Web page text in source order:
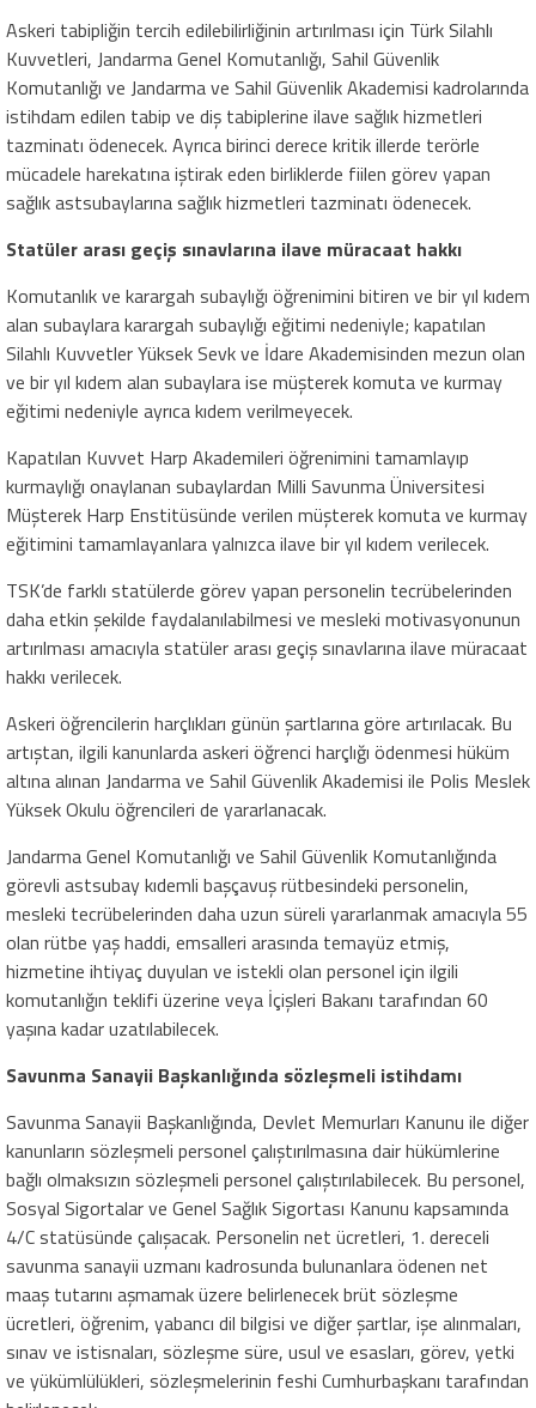
Askeri tabipliğin tercih edilebilirliğinin artırılması için Türk Silahlı
Kuvvetleri, Jandarma Genel Komutanlığı, Sahil Güvenlik
Komutanlığı ve Jandarma ve Sahil Güvenlik Akademisi kadrolarında
istihdam edilen tabip ve diş tabiplerine ilave sağlık hizmetleri
tazminatı ödenecek. Ayrıca birinci derece kritik illerde terörle
mücadele harekatına iştirak eden birliklerde fiilen görev yapan
sağlık astsubaylarına sağlık hizmetleri tazminatı ödenecek.
Statüler arası geçiş sınavlarına ilave müracaat hakkı
Komutanlık ve karargah subaylığı öğrenimini bitiren ve bir yıl kıdem
alan subaylara karargah subaylığı eğitimi nedeniyle; kapatılan
Silahlı Kuvvetler Yüksek Sevk ve İdare Akademisinden mezun olan
ve bir yıl kıdem alan subaylara ise müşterek komuta ve kurmay
eğitimi nedeniyle ayrıca kıdem verilmeyecek.
Kapatılan Kuvvet Harp Akademileri öğrenimini tamamlayıp
kurmaylığı onaylanan subaylardan Milli Savunma Üniversitesi
Müşterek Harp Enstitüsünde verilen müşterek komuta ve kurmay
eğitimini tamamlayanlara yalnızca ilave bir yıl kıdem verilecek.
TSK’de farklı statülerde görev yapan personelin tecrübelerinden
daha etkin şekilde faydalanılabilmesi ve mesleki motivasyonunun
artırılması amacıyla statüler arası geçiş sınavlarına ilave müracaat
hakkı verilecek.
Askeri öğrencilerin harçlıkları günün şartlarına göre artırılacak. Bu
artıştan, ilgili kanunlarda askeri öğrenci harçlığı ödenmesi hüküm
altına alınan Jandarma ve Sahil Güvenlik Akademisi ile Polis Meslek
Yüksek Okulu öğrencileri de yararlanacak.
Jandarma Genel Komutanlığı ve Sahil Güvenlik Komutanlığında
görevli astsubay kıdemli başçavuş rütbesindeki personelin,
mesleki tecrübelerinden daha uzun süreli yararlanmak amacıyla 55
olan rütbe yaş haddi, emsalleri arasında temayüz etmiş,
hizmetine ihtiyaç duyulan ve istekli olan personel için ilgili
komutanlığın teklifi üzerine veya İçişleri Bakanı tarafından 60
yaşına kadar uzatılabilecek.
Savunma Sanayii Başkanlığında sözleşmeli istihdamı
Savunma Sanayii Başkanlığında, Devlet Memurları Kanunu ile diğer
kanunların sözleşmeli personel çalıştırılmasına dair hükümlerine
bağlı olmaksızın sözleşmeli personel çalıştırılabilecek. Bu personel,
Sosyal Sigortalar ve Genel Sağlık Sigortası Kanunu kapsamında
4/C statüsünde çalışacak. Personelin net ücretleri, 1. dereceli
savunma sanayii uzmanı kadrosunda bulunanlara ödenen net
maaş tutarını aşmamak üzere belirlenecek brüt sözleşme
ücretleri, öğrenim, yabancı dil bilgisi ve diğer şartlar, işe alınmaları,
sınav ve istisnaları, sözleşme süre, usul ve esasları, görev, yetki
ve yükümlülükleri, sözleşmelerinin feshi Cumhurbaşkanı tarafından